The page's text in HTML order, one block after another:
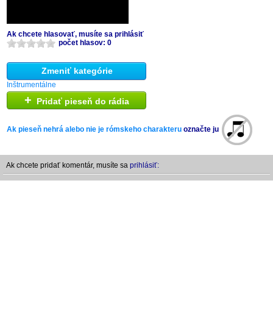
Ak chcete hlasovať, musíte sa prihlásiť
počet hlasov: 0
Zmeniť kategórie
Inštrumentálne
+ Pridať pieseň do rádia
Ak pieseň nehrá alebo nie je rómskeho charakteru označte ju
Ak chcete pridať komentár, musíte sa prihlásiť: